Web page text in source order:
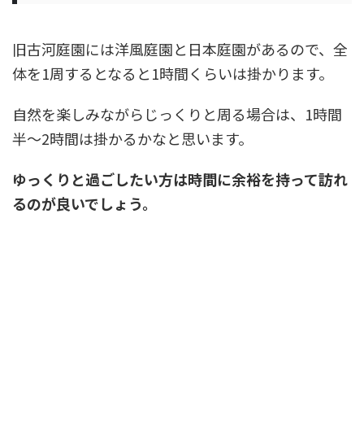
旧古河庭園には洋風庭園と日本庭園があるので、全
体を1周するとなると1時間くらいは掛かります。
自然を楽しみながらじっくりと周る場合は、1時間
半～2時間は掛かるかなと思います。
ゆっくりと過ごしたい方は時間に余裕を持って訪れ
るのが良いでしょう。